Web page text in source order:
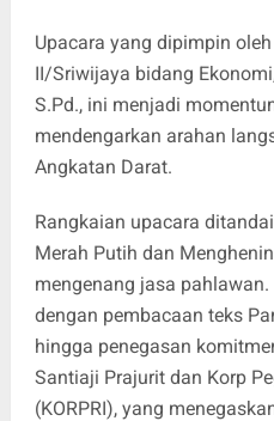
Upacara yang dipimpin
II/Sriwijaya bidang
S.Pd., ini menjadi
mendengarkan arahan
Angkatan Darat.
Rangkaian upacara
Merah Putih dan
mengenang jasa
dengan pembacaan teks
hingga penegasan
Santiaji Prajurit dan Korp
(KORPRI), yang